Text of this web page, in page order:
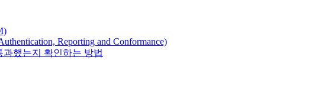
Reporting and Conformance)
했는지 확인하는 방법